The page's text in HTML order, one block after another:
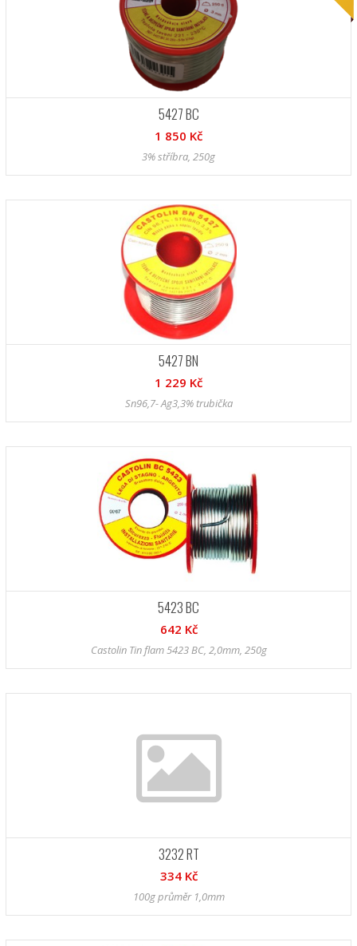
5427 BC
1 850 Kč
3% stříbra, 250g
5427 BN
1 229 Kč
Sn96,7- Ag3,3% trubička
5423 BC
642 Kč
Castolin Tin flam 5423 BC, 2,0mm, 250g
3232 RT
334 Kč
100g průměr 1,0mm